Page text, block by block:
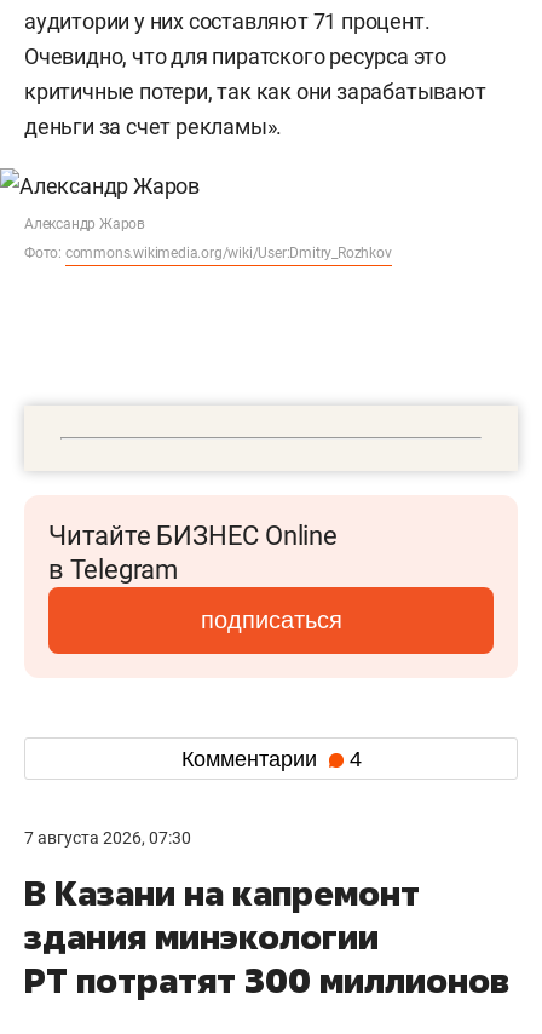
аудитории у них составляют 71 процент.
Очевидно, что для пиратского ресурса это
критичные потери, так как они зарабатывают
деньги за счет рекламы».
Александр Жаров
Фото: сommons.wikimedia.org/wiki/User:Dmitry_Rozhkov
Читайте БИЗНЕС Online
в Telegram
подписаться
Комментарии 4
7 августа 2026, 07:30
В Казани на капремонт
здания минэкологии
РТ потратят 300 миллионов